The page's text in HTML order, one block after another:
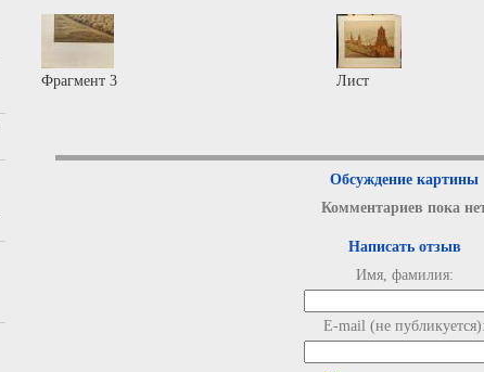
Фрагмент 3 Лист
Обсуждение картины
Комментариев пока
Написать отзыв
Имя, фамилия:
E-mail (не публикуется):